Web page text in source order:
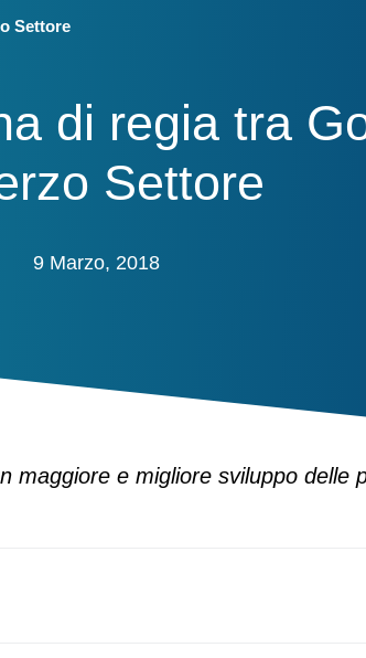
Settore
di regia tra
Settore
9 Marzo, 2018
maggiore e migliore sviluppo delle